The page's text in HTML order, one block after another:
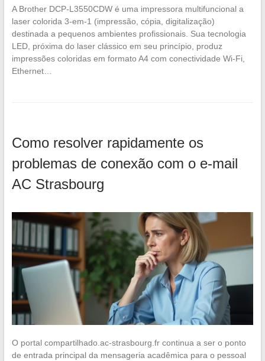
A Brother DCP-L3550CDW é uma impressora multifuncional a
laser colorida 3-em-1 (impressão, cópia, digitalização)
destinada a pequenos ambientes profissionais. Sua tecnologia
LED, próxima do laser clássico em seu princípio, produz
impressões coloridas em formato A4 com conectividade Wi-Fi,
Ethernet…
Como resolver rapidamente os
problemas de conexão com o e-mail
AC Strasbourg
O portal compartilhado.ac-strasbourg.fr continua a ser o ponto
de entrada principal da mensageria acadêmica para o pessoal